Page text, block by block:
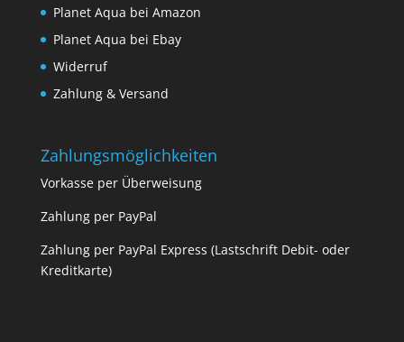
Planet Aqua bei Amazon
Planet Aqua bei Ebay
Widerruf
Zahlung & Versand
Zahlungsmöglichkeiten
Vorkasse per Überweisung
Zahlung per PayPal
Zahlung per PayPal Express (Lastschrift Debit- oder
Kreditkarte)